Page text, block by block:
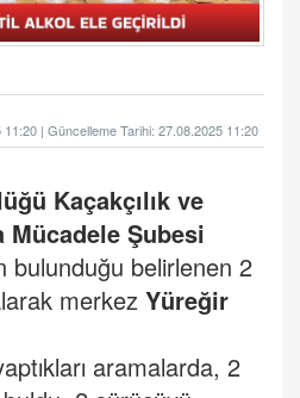
| Güncelleme Tarihi: 27.08.2025 11:20
Kaçakçılık ve
Şubesi
bulunduğu belirlenen 2
merkez Yüreğir
aramalarda, 2